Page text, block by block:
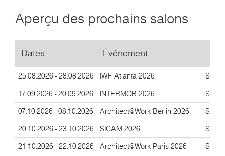
Aperçu des prochains salons
Dates Événement
25.08.2026 - 28.08.2026 IWF Atlanta 2026
17.09.2026 - 20.09.2026
INTERMOB 2026
07.10.2026 - 08.10.2026
Architect@Work Berlin 2026
20.10.2026 - 23.10.2026
SICAM 2026
21.10.2026 - 22.10.2026
Architect@Work Paris 2026